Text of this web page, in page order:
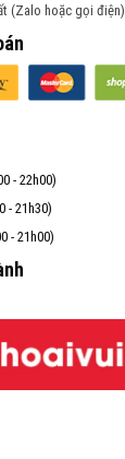
(Zalo hoặc gọi điện)
- 22h00)
- 21h30)
- 21h00)